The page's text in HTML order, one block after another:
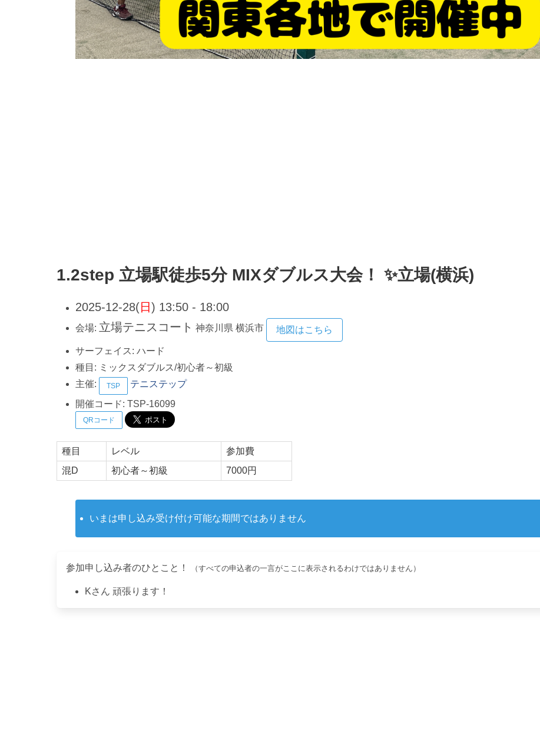
1.2step 立場駅徒歩5分 MIXダブルス大会！ ✨立場(横浜)
2025-12-28(日) 13:50 - 18:00
会場: 立場テニスコート 神奈川県 横浜市 地図はこちら
サーフェイス: ハード
種目: ミックスダブルス/初心者～初級
主催:
TSP
テニステップ
開催コード: TSP-16099
QRコード
種目 レベル
参加費
混D
初心者～初級 7000円
いまは申し込み受け付け可能な期間ではありません
参加申し込み者のひとこと！ （すべての申込者の一言がここに表示されるわけではありません）
Kさん 頑張ります！